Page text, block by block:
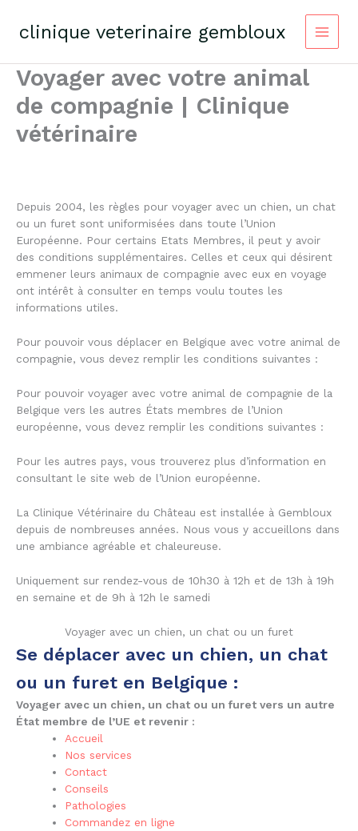
contentclinique veterinaire gembloux
Voyager avec votre animal
de compagnie | Clinique
vétérinaire
Depuis 2004, les règles pour voyager avec un chien, un chat
ou un furet sont uniformisées dans toute l’Union
Européenne. Pour certains Etats Membres, il peut y avoir
des conditions supplémentaires. Celles et ceux qui désirent
emmener leurs animaux de compagnie avec eux en voyage
ont intérêt à consulter en temps voulu toutes les
informations utiles.
Pour pouvoir vous déplacer en Belgique avec votre animal de
compagnie, vous devez remplir les conditions suivantes :
Pour pouvoir voyager avec votre animal de compagnie de la
Belgique vers les autres États membres de l’Union
européenne, vous devez remplir les conditions suivantes :
Pour les autres pays, vous trouverez plus d’information en
consultant le site web de l’Union européenne.
La Clinique Vétérinaire du Château est installée à Gembloux
depuis de nombreuses années. Nous vous y accueillons dans
une ambiance agréable et chaleureuse.
Uniquement sur rendez-vous de 10h30 à 12h et de 13h à 19h
en semaine et de 9h à 12h le samedi
Voyager avec un chien, un chat ou un furet
Se déplacer avec un chien, un chat
ou un furet en Belgique :
Voyager avec un chien, un chat ou un furet vers un autre
État membre de l’UE et revenir :
Accueil
Nos services
Contact
Conseils
Pathologies
Commandez en ligne